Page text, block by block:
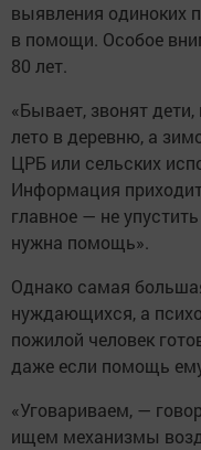
выявления одиноких
в помощи. Особое
80 лет.
«Бывает, звонят
лето в деревню, а
ЦРБ или сельских
Информация
главное — не
нужна помощь».
Однако самая
нуждающихся, а
пожилой человек
даже если помощь
«Уговариваем, —
ищем механизмы